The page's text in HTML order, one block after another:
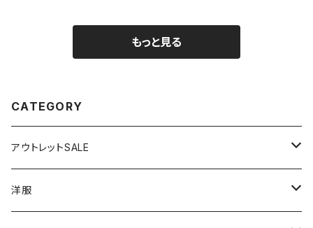
もっと見る
CATEGORY
アウトレットSALE
1000円
洋服